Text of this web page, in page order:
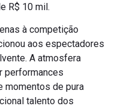
R$ 10 mil.
à competição
aos espectadores
A atmosfera
performances
momentos de pura
talento dos